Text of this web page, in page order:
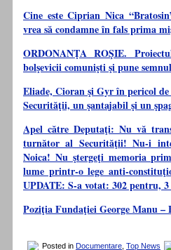
Cine este Ciprian Nica
vrea să condamne în fals prima
ORDONANŢA ROŞIE.
bolşevicii comunişti şi pune
Eliade, Cioran şi Gyr în pericol
Securităţii, un şantajabil şi un
Apel către Deputaţi: Nu vă
turnător al Securităţii! Nu-i
Noica! Nu ştergeţi memoria
lume printr-o lege anti-
UPDATE: S-a votat: 302 pentru,
Poziţia Fundaţiei George Manu –
Posted in Documentare Top News